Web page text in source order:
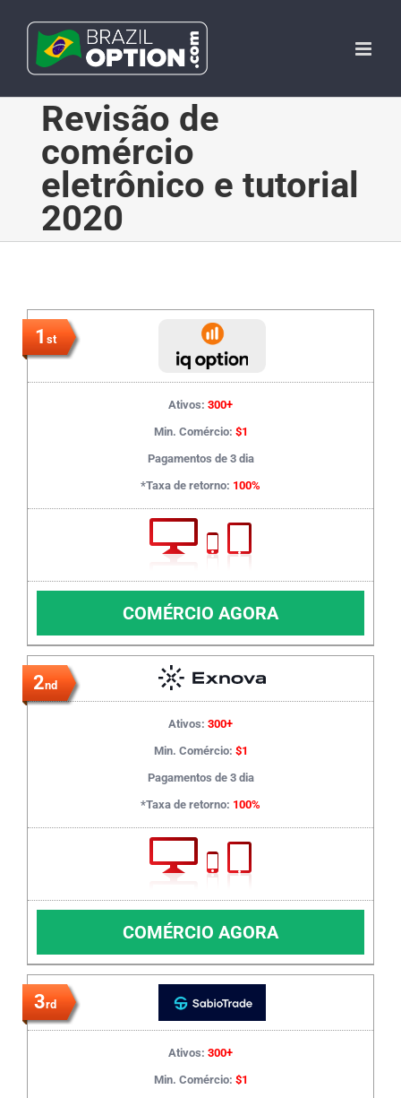
content
Revisão de
comércio
eletrônico e tutorial
2020
1st
Ativos: 300+
Min. Comércio: $1
Pagamentos de 3 dia
*Taxa de retorno: 100%
COMÉRCIO AGORA
2nd
Ativos: 300+
Min. Comércio: $1
Pagamentos de 3 dia
*Taxa de retorno: 100%
COMÉRCIO AGORA
3rd
Ativos: 300+
Min. Comércio: $1